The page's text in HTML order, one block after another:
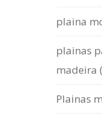
plaina
plainas
madeira
Plainas